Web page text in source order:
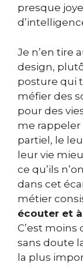
presque
Je n’en tire
design,
posture qui
méfier des
pour des
me
partiel, le
leur vie
ce qu’ils
dans cet
métier
écouter et
C’est
sans doute
la plus